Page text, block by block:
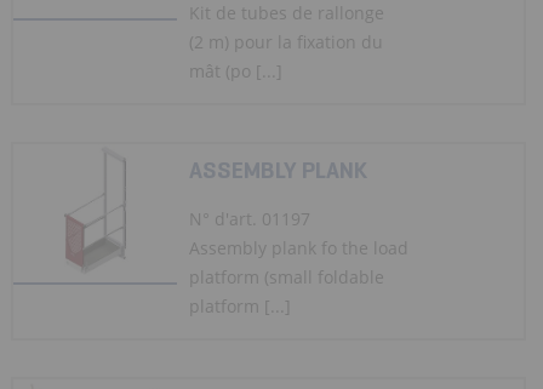
Kit de tubes de rallonge
(2 m) pour la fixation du
mât (po [...]
ASSEMBLY PLANK
N° d'art. 01197
Assembly plank fo the load
platform (small foldable
platform [...]